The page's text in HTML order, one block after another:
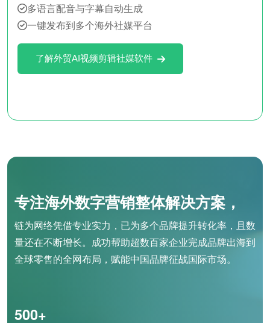
多语言配音与字幕自动生成
一键发布到多个海外社媒平台
了解外贸AI视频剪辑社媒软件
专注海外数字营销整体解决方案，
链为网络凭借专业实力，已为多个品牌提升转化率，且数
量还在不断增长。成功帮助超数百家企业完成品牌出海到
全球零售的全网布局，赋能中国品牌征战国际市场。
500+